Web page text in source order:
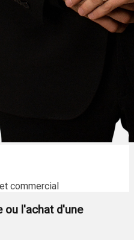
commercial
ou l'achat d'une